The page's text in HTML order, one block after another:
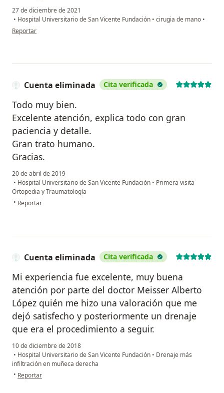
27 de diciembre de 2021
• Hospital Universitario de San Vicente Fundación • cirugia de mano •
en opinión del usuario Doris Benítez
Reportar
Cuenta eliminada Cita verificada
Todo muy bien.
Excelente atención, explica todo con gran
paciencia y detalle.
Gran trato humano.
Gracias.
20 de abril de 2019
• Hospital Universitario de San Vicente Fundación • Primera visita
Ortopedia y Traumatología
• en opinión del usuario Cuenta eliminada
Reportar
Cuenta eliminada Cita verificada
Mi experiencia fue excelente, muy buena
atención por parte del doctor Meisser Alberto
López quién me hizo una valoración que me
dejó satisfecho y posteriormente un drenaje
que era el procedimiento a seguir.
10 de diciembre de 2018
• Hospital Universitario de San Vicente Fundación • Drenaje más
infiltración en muñeca derecha
• en opinión del usuario Cuenta eliminada
Reportar